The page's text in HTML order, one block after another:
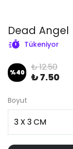
Dead Angel
Tükeniyor
%40 ₺ 12.50
₺ 7.50
Boyut